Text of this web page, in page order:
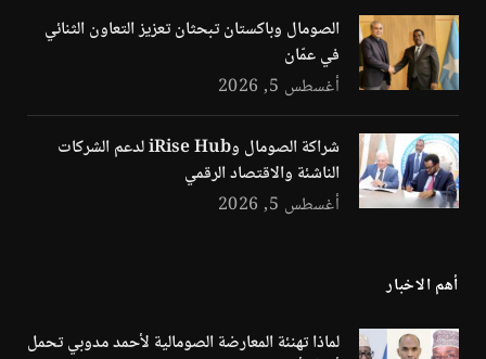
الصومال وباكستان تبحثان تعزيز التعاون الثنائي
في عمّان
أغسطس 5, 2026
شراكة الصومال وiRise Hub لدعم الشركات
الناشئة والاقتصاد الرقمي
أغسطس 5, 2026
أهم الاخبار
لماذا تهنئة المعارضة الصومالية لأحمد مدوبي تحمل